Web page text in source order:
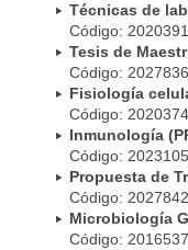
Técnicas de
Código:
Tesis de
Código:
Fisiología
Código:
Inmunología
Código:
Propuesta de
Código:
Microbiología
Código: